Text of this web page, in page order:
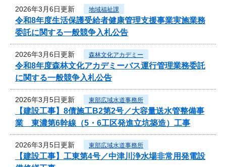
2026年3月6日更新 地域福祉課
令和8年度生活保護受給者健康管理支援事業実施業務
委託に関する一般競争入札公告
2026年3月6日更新 森林文化アカデミー
令和8年度森林文化アカデミーバス運行管理業務委託
に関する一般競争入札公告
2026年3月5日更新 東部広域水道事務所
【建設工事】8債施工B2第2号／大容量送水管整備事
業 東濃第6幹線（5・6工区発進立坑築造）工事
2026年3月5日更新 東部広域水道事務所
【建設工事】工東第4号／中津川浄水場非常用発電設